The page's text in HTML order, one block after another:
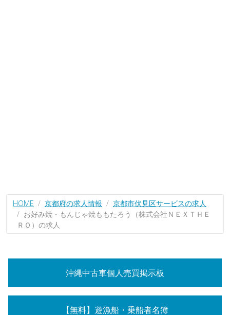
HOME 京都府の求人情報
京都市伏見区サービスの求人
お好み焼・もんじゃ焼ももたろう（株式会社ＮＥＸＴＨＥ
ＲＯ）の求人
沖縄中古車個人売買掲示板
【無料】遊漁船・乗船者名簿